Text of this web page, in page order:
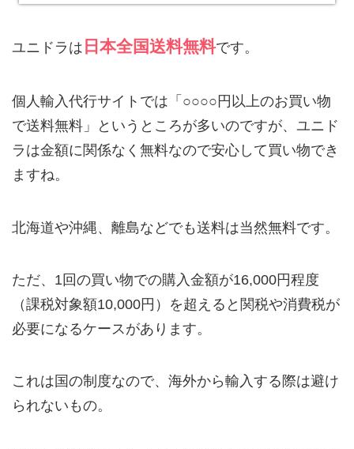
ユニドラは 日本全国送料無料です。
個人輸入代行サイトでは「○○○○円以上のお買い物
で送料無料」というところが多いのですが、ユニド
ラは金額に関係なく無料なので安心して買い物でき
ますね。
北海道や沖縄、離島などでも送料は当然無料です。
ただ、1回の買い物での購入金額が16,000円程度
（課税対象額10,000円）を超えると関税や消費税が
必要になるケースがあります。
これは国の制度なので、海外から輸入する際は避け
られないもの。